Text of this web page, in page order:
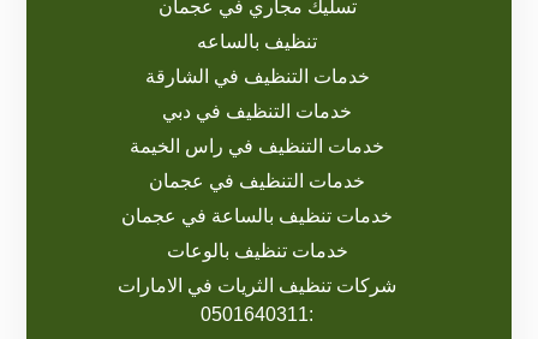
تسليك مجاري في عجمان
تنظيف بالساعه
خدمات التنظيف في الشارقة
خدمات التنظيف في دبي
خدمات التنظيف في راس الخيمة
خدمات التنظيف في عجمان
خدمات تنظيف بالساعة في عجمان
خدمات تنظيف بالوعات
شركات تنظيف الثريات في الامارات
:0501640311